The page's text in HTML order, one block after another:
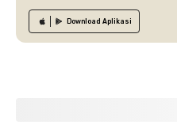
Download Aplikasi